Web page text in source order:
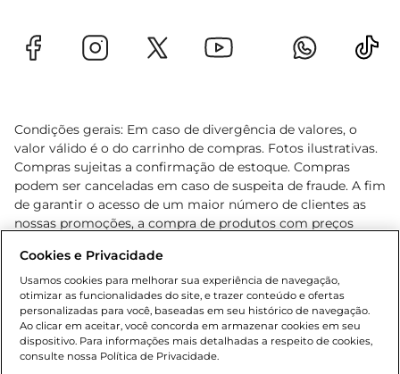
Condições gerais: Em caso de divergência de valores, o
valor válido é o do carrinho de compras. Fotos ilustrativas.
Compras sujeitas a confirmação de estoque. Compras
podem ser canceladas em caso de suspeita de fraude. A fim
de garantir o acesso de um maior número de clientes as
nossas promoções, a compra de produtos com preços
cliente. Os preços, ofertas e condições são exclusivos para
o e-commerce e válidos durante o dia de hoje, podendo
sofrer alterações sem prévia notificação. Proibida a venda
de bebidas alcoólicas para menores de 18 anos, conforme
Lei n.º 8069/90, art. 81, inciso II (Estatuto da Criança e do
Adolescente). Preços e condições exclusivos para o
Cookies e Privacidade
Usamos cookies para melhorar sua experiência de navegação,
otimizar as funcionalidades do site, e trazer conteúdo e ofertas
personalizadas para você, baseadas em seu histórico de navegação.
Ao clicar em aceitar, você concorda em armazenar cookies em seu
dispositivo. Para informações mais detalhadas a respeito de cookies,
consulte nossa Política de Privacidade.